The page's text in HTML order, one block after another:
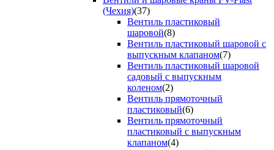
(Чехия)(37)
Вентиль пластиковый
шаровой(8)
Вентиль пластиковый шаровой с
выпускным клапаном(7)
Вентиль пластиковый шаровой
садовый с выпускным
коленом(2)
Вентиль прямоточный
пластиковый(6)
Вентиль прямоточный
пластиковый с выпускным
клапаном(4)